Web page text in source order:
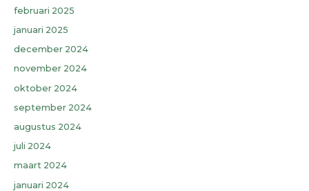
februari 2025
januari 2025
december 2024
november 2024
oktober 2024
september 2024
augustus 2024
juli 2024
maart 2024
januari 2024